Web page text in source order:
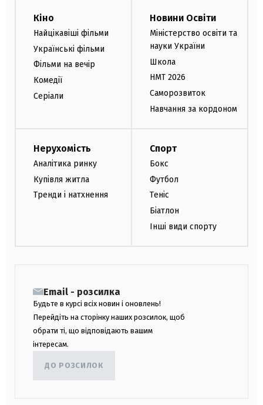
Кіно
Найцікавіші фільми
Українські фільми
Фільми на вечір
Комедії
Серіали
Новини Освіти
Міністерство освіти та
науки України
Школа
НМТ 2026
Саморозвиток
Навчання за кордоном
Нерухомість
Аналітика ринку
Купівля житла
Тренди і натхнення
Спорт
Бокс
Футбол
Теніс
Біатлон
Інші види спорту
Email - розсилка
Будьте в курсі всіх новин і оновлень!
Перейдіть на сторінку наших розсилок, щоб
обрати ті, що відповідають вашим
інтересам.
ДО РОЗСИЛОК